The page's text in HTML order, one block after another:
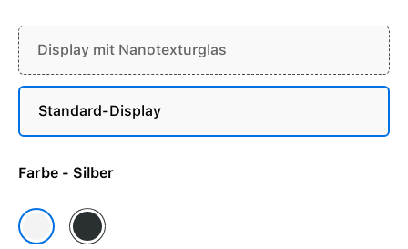
Display mit Nanotexturglas
Standard-Display
Farbe - Silber
Silber Space Schwarz